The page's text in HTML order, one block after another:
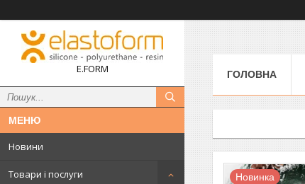
E.FORM
Новини
Товари і послуги
ГОЛОВНА
Новинка